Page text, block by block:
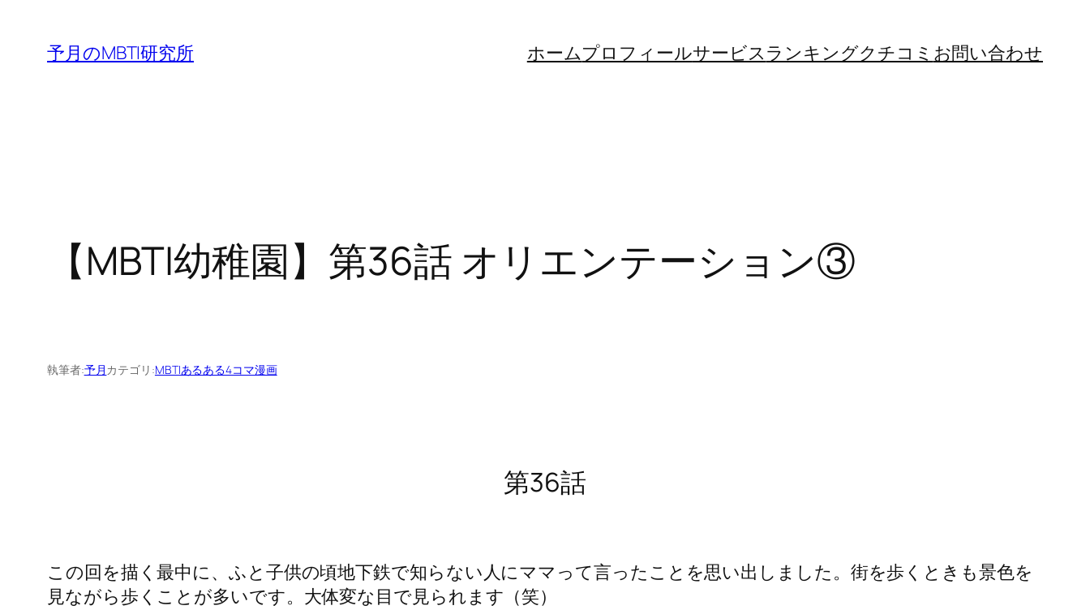
予月のMBTI研究所 ホームプロフィールサービスランキングクチコミ お問い合わせ
【MBTI幼稚園】第36話 オリエンテーション③
執筆者:予月 カテゴリ:MBTIあるある4コマ漫画
第36話
この回を描く最中に、ふと子供の頃地下鉄で知らない人にママって言ったことを思い出しました。街を歩くときも景色を
見ながら歩くことが多いです。大体変な目で見られます（笑）